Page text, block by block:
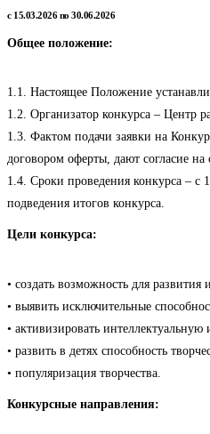
с 15.03.2026 по 30.06.2026
Общее положение:
1.1. Настоящее Положение
1.2. Организатор конкурса – Центр
1.3. Фактом подачи заявки на
договором оферты, дают согласие
1.4. Сроки проведения конкурса – с
подведения итогов конкурса.
Цели конкурса:
• создать возможность для
• выявить исключительные
• активизировать
• развить в детях способность
• популяризация творчества.
Конкурсные направления: